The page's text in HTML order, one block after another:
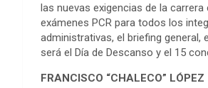
las nuevas exigencias de la
exámenes PCR para todos los
administrativas, el briefing general,
será el Día de Descanso y el 15
FRANCISCO “CHALECO” LÓPEZ